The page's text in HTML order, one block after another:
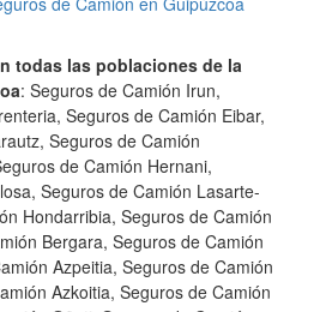
todas las poblaciones de la
: Seguros de Camión Irun,
Seguros de Camión Eibar,
Seguros de Camión
de Camión Hernani,
Seguros de Camión Lasarte-
Hondarribia, Seguros de Camión
Bergara, Seguros de Camión
Azpeitia, Seguros de Camión
Azkoitia, Seguros de Camión